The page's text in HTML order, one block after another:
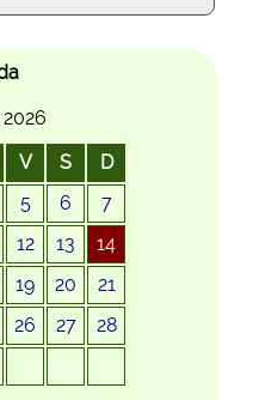
V S
D
5 6
7
12 13
14
19 20
21
26 27
28